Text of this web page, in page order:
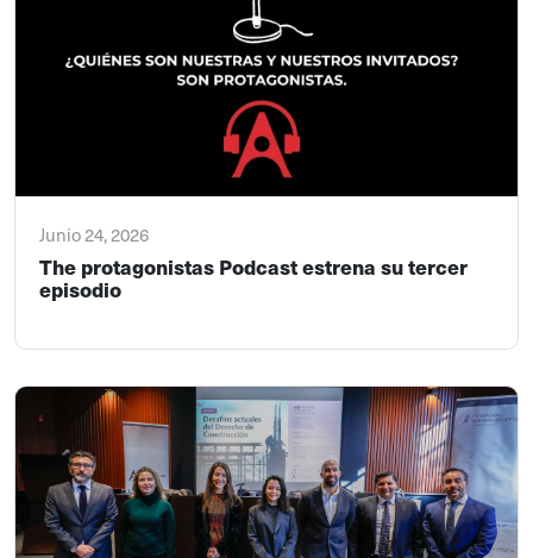
Junio 24, 2026
The protagonistas Podcast estrena su tercer
episodio